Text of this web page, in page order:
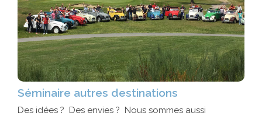
Séminaire autres destinations
Des idées ? Des envies ? Nous sommes aussi